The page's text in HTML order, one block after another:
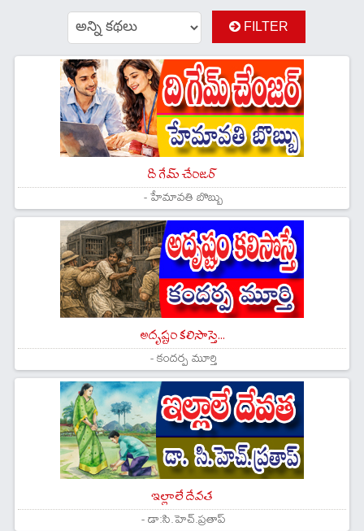
FILTER
ది గేమ్‌ చేంజర్
- హేమావతి బొబ్బు
అదృష్టం కలిసొస్తె...
- కందర్ప మూర్తి
ఇల్లాలే దేవత
- డా:సి.హెచ్.ప్రతాప్